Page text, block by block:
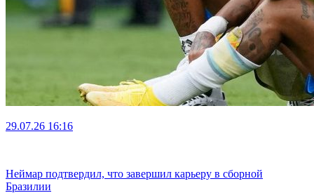
29.07.26 16:16
Неймар подтвердил, что завершил карьеру в сборной
Бразилии